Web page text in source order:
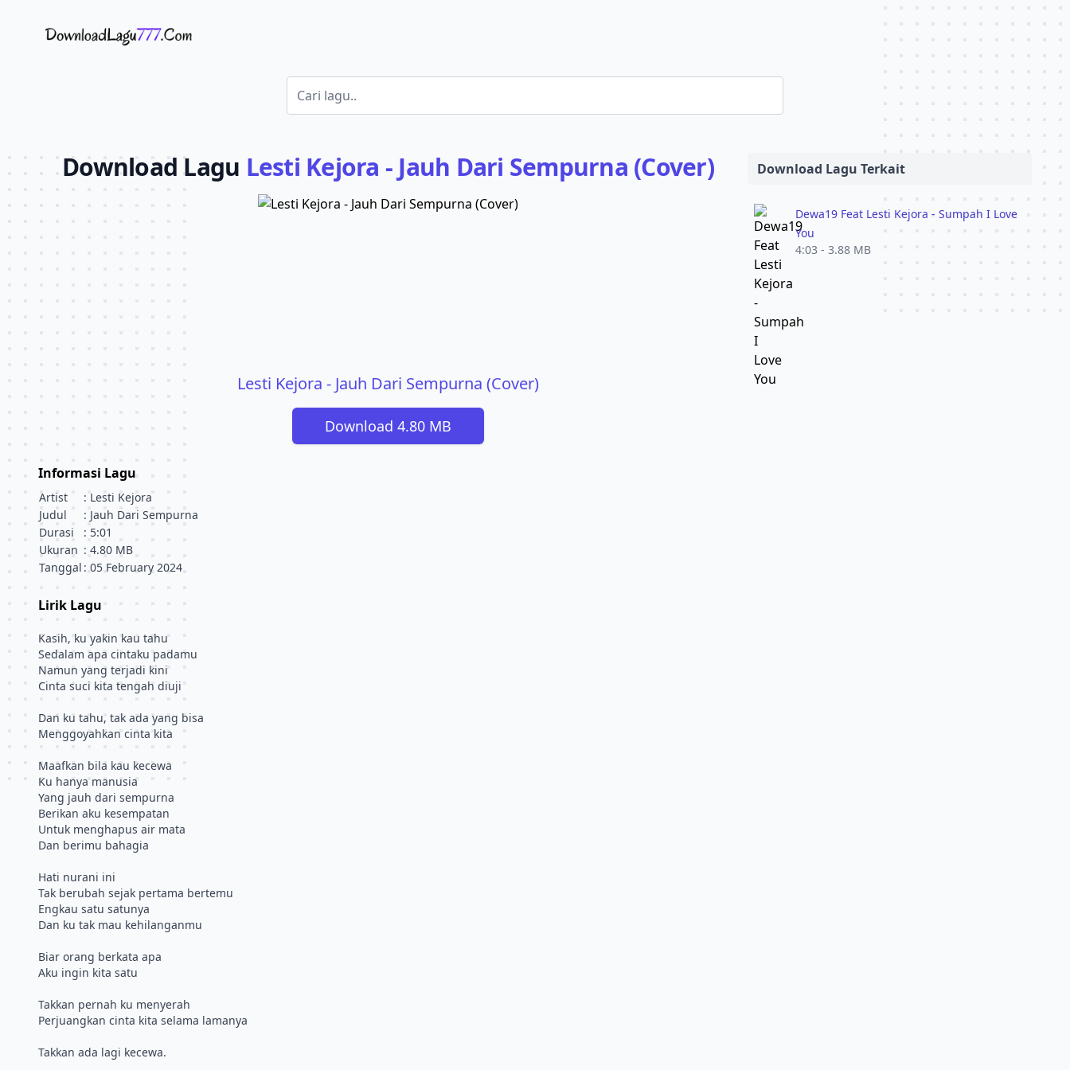
Download Lagu - LaguJoss.com
Download Lagu Lesti Kejora - Jauh Dari Sempurna (Cover)
Lesti Kejora - Jauh Dari Sempurna (Cover)
Download 4.80 MB
Informasi Lagu
Artist
: Lesti Kejora
Judul
: Jauh Dari Sempurna
Durasi
: 5:01
Ukuran : 4.80 MB
Tanggal : 05 February 2024
Lirik Lagu
Kasih, ku yakin kau tahu
Sedalam apa cintaku padamu
Namun yang terjadi kini
Cinta suci kita tengah diuji
Dan ku tahu, tak ada yang bisa
Menggoyahkan cinta kita
Maafkan bila kau kecewa
Ku hanya manusia
Yang jauh dari sempurna
Berikan aku kesempatan
Untuk menghapus air mata
Dan berimu bahagia
Hati nurani ini
Tak berubah sejak pertama bertemu
Engkau satu satunya
Dan ku tak mau kehilanganmu
Biar orang berkata apa
Aku ingin kita satu
Takkan pernah ku menyerah
Perjuangkan cinta kita selama lamanya
Download Lagu Terkait
Dewa19 Feat Lesti Kejora - Sumpah I Love
You
4:03 - 3.88 MB